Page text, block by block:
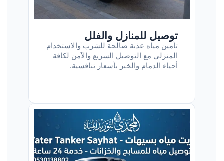
توصيل للمنازل والفلل
تأمين مياه عذبة صالحة للشرب والاستخدام
المنزلي مع التوصيل السريع والآمن لكافة
أحياء الدمام والخبر بأسعار تنافسية.